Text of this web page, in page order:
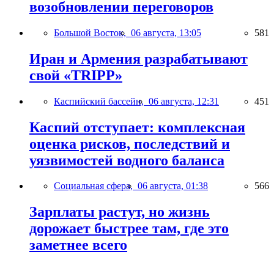
возобновлении переговоров
Большой Восток, 06 августа, 13:05 581
Иран и Армения разрабатывают
свой «TRIPP»
Каспийский бассейн, 06 августа, 12:31 451
Каспий отступает: комплексная
оценка рисков, последствий и
уязвимостей водного баланса
Социальная сфера, 06 августа, 01:38 566
Зарплаты растут, но жизнь
дорожает быстрее там, где это
заметнее всего